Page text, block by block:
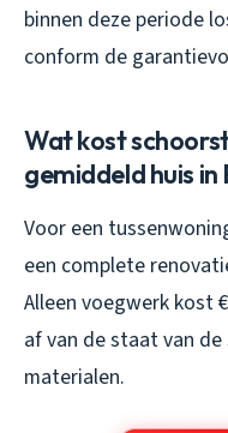
binnen deze periode
conform de
Wat kost
gemiddeld huis in
Voor een
een complete
Alleen voegwerk kost
af van de staat van
materialen.